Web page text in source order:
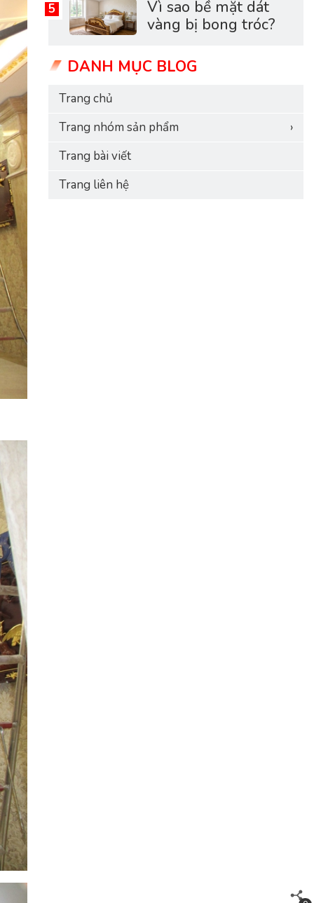
Vì sao bề mặt dát
vàng bị bong tróc?
DANH MỤC BLOG
Trang chủ
Trang nhóm sản phẩm
›
Trang bài viết
Trang liên hệ